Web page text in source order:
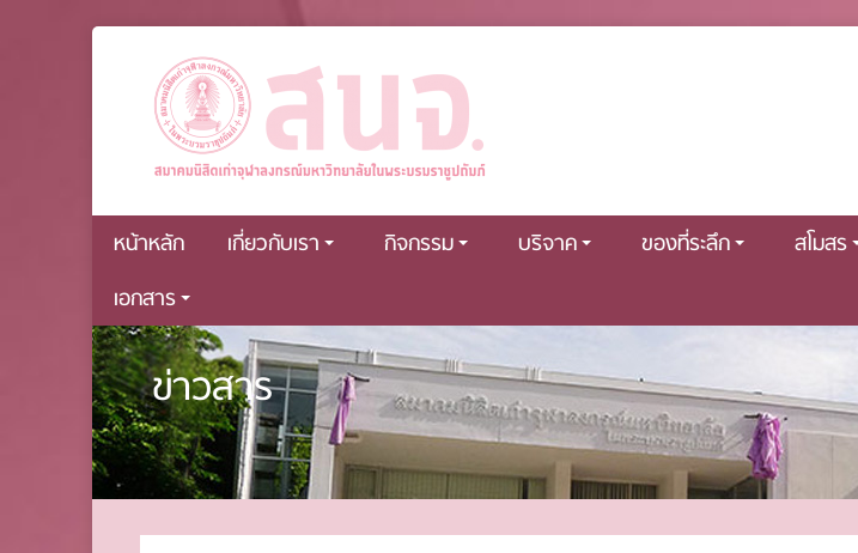
หน้าหลัก เกี่ยวกับเรา กิจกรรม บริจาค ของที่ระลึก สโมสร
เอกสาร
ข่าวสาร